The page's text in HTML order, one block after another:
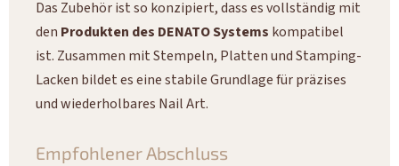
Das Zubehör ist so konzipiert, dass es vollständig mit
den Produkten des DENATO Systems kompatibel
ist. Zusammen mit Stempeln, Platten und Stamping-
Lacken bildet es eine stabile Grundlage für präzises
und wiederholbares Nail Art.
Empfohlener Abschluss